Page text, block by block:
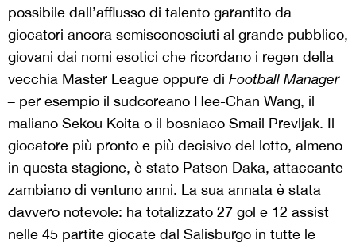
possibile dall’afflusso di talento garantito da
giocatori ancora semisconosciuti al grande pubblico,
giovani dai nomi esotici che ricordano i regen della
vecchia Master League oppure di Football Manager
– per esempio il sudcoreano Hee-Chan Wang, il
maliano Sekou Koita o il bosniaco Smail Prevljak. Il
giocatore più pronto e più decisivo del lotto, almeno
in questa stagione, è stato Patson Daka, attaccante
zambiano di ventuno anni. La sua annata è stata
davvero notevole: ha totalizzato 27 gol e 12 assist
nelle 45 partite giocate dal Salisburgo in tutte le